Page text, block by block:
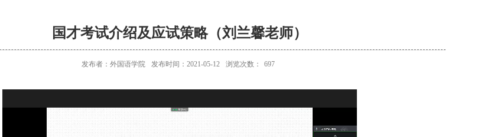
国才考试介绍及应试策略（刘兰馨老师）
发布者：外国语学院 发布时间：2021-05-12 浏览次数： 697